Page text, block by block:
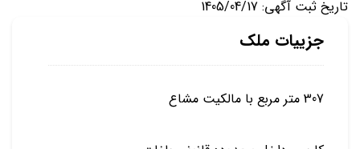
تاریخ ثبت آگهی: 1405/04/17
جزییات ملک
307 متر مربع با مالکیت مشاع